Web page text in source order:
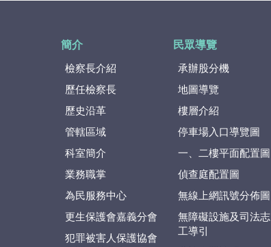
簡介
檢察長介紹
歷任檢察長
歷史沿革
管轄區域
科室簡介
業務職掌
為民服務中心
更生保護會嘉義分會
犯罪被害人保護協會
民眾導覽
承辦股分機
地圖導覽
樓層介紹
停車場入口導覽圖
一、二樓平面配置圖
偵查庭配置圖
無線上網訊號分佈圖
無障礙設施及司法志
工導引